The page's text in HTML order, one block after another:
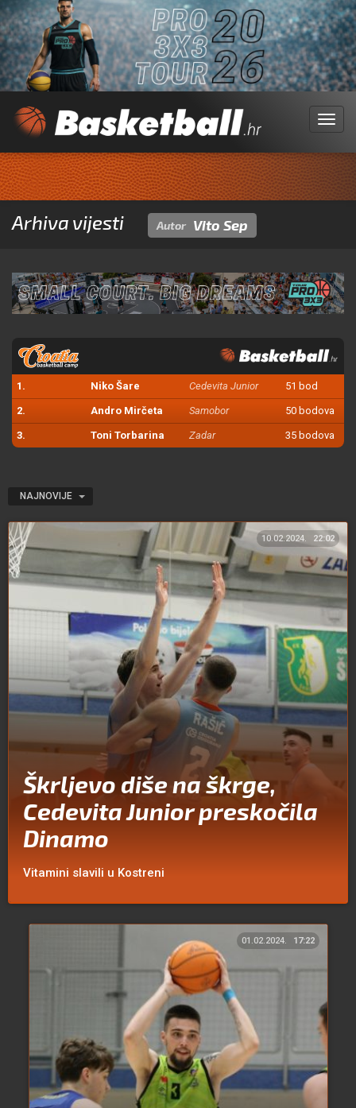
Menu
Arhiva vijesti Autor Vito Sep
1. Niko Šare Cedevita Junior 51 bod
2. Andro Mirčeta Samobor 50 bodova
3. Toni Torbarina Zadar 35 bodova
NAJNOVIJE
10.02.2024. 22:02
Škrljevo diše na škrge,
Cedevita Junior preskočila
Dinamo
Vitamini slavili u Kostreni
01.02.2024. 17:22